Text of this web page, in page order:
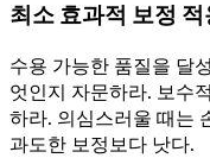
최소 효과적 보정 적
수용 가능한 품질을 달
엇인지 자문하라. 보수
하라. 의심스러울 때는
과도한 보정보다 낫다.